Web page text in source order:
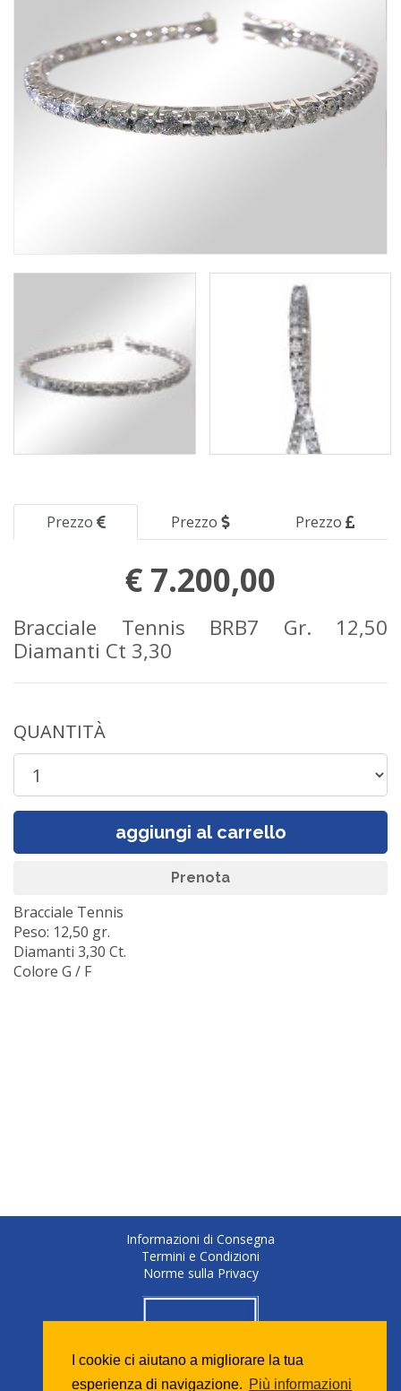
I cookie ci aiutano a migliorare la tua
esperienza di navigazione. Più informazioni
Prezzo Prezzo Prezzo
€ 7.200,00
Bracciale Tennis BRB7 Gr. 12,50
Diamanti Ct 3,30
QUANTITÀ
aggiungi al carrello
Prenota
Bracciale Tennis
Peso: 12,50 gr.
Diamanti 3,30 Ct.
Colore G / F
Informazioni di Consegna
Termini e Condizioni
Norme sulla Privacy